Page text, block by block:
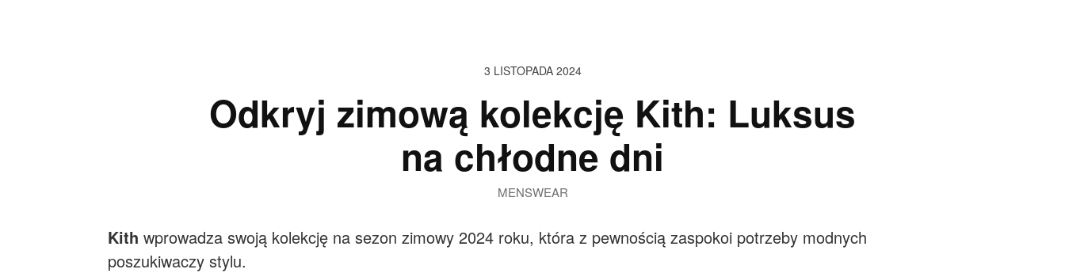
3 LISTOPADA 2024
Odkryj zimową kolekcję Kith: Luksus
na chłodne dni
MENSWEAR
Kith wprowadza swoją kolekcję na sezon zimowy 2024 roku, która z pewnością zaspokoi potrzeby modnych
poszukiwaczy stylu.